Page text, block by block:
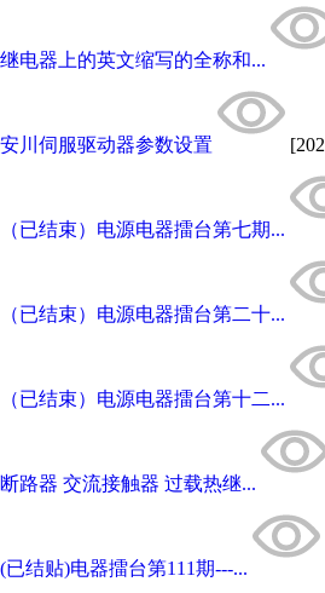
继电器上的英文缩写的全称和...
安川伺服驱动器参数设置
（已结束）电源电器擂台第七期...
（已结束）电源电器擂台第二十...
（已结束）电源电器擂台第十二...
断路器 交流接触器 过载热继...
(已结贴)电器擂台第111期---...